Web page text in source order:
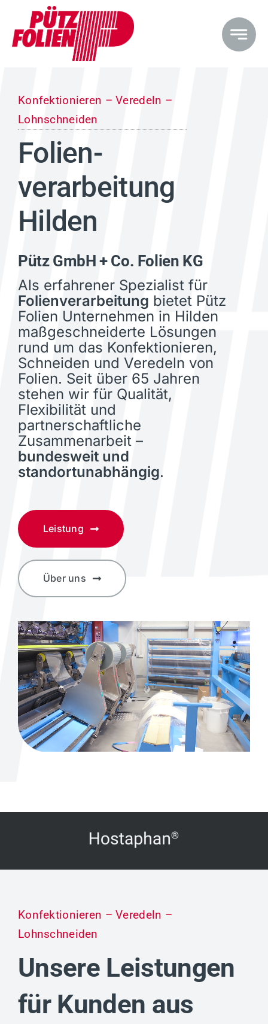
Inhalt
springen
Konfektionieren – Veredeln –
Lohnschneiden
Folien­
verarbeitung
Hilden
Pütz GmbH + Co. Folien KG
Als erfahrener Spezialist für
Folienverarbeitung bietet Pütz
Folien Unternehmen in Hilden
maßgeschneiderte Lösungen
rund um das Konfektionieren,
Schneiden und Veredeln von
Folien. Seit über 65 Jahren
stehen wir für Qualität,
Flexibilität und
partnerschaftliche
Zusammenarbeit –
bundesweit und
standortunabhängig.
Leistung
Über uns
Konfektionieren – Veredeln –
Lohnschneiden
Unsere Leistungen
für Kunden aus